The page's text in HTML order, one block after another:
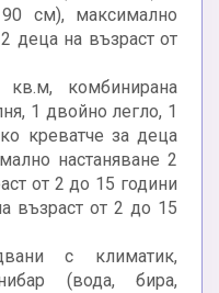
см), максимално
деца на възраст от
комбинирана
1 двойно легло, 1
креватче за деца
настаняване 2
от 2 до 15 години
възраст от 2 до 15
с климатик,
(вода, бира,